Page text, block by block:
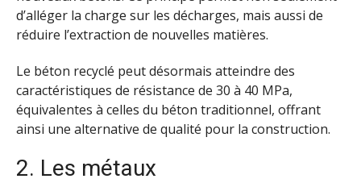
d’alléger la charge sur les décharges, mais aussi de
réduire l’extraction de nouvelles matières.
Le béton recyclé peut désormais atteindre des
caractéristiques de résistance de 30 à 40 MPa,
équivalentes à celles du béton traditionnel, offrant
ainsi une alternative de qualité pour la construction.
2. Les métaux